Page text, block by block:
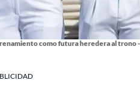
como futura heredera al trono -